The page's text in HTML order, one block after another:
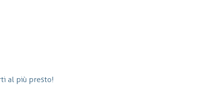
al più presto!